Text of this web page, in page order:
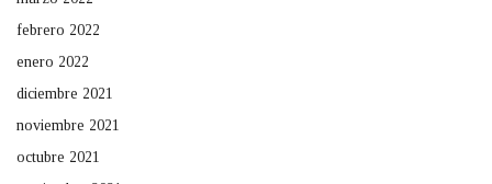
febrero 2022
enero 2022
diciembre 2021
noviembre 2021
octubre 2021